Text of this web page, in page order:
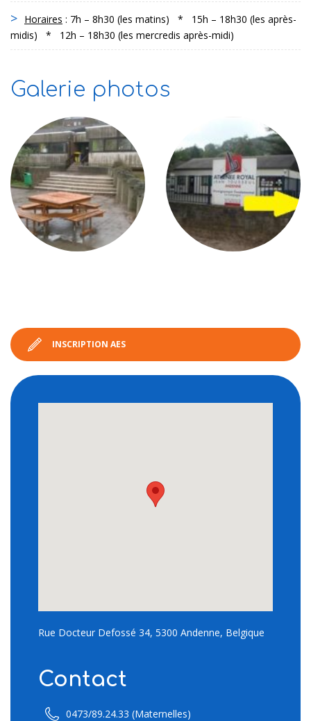
Horaires : 7h – 8h30 (les matins) * 15h – 18h30 (les après-
midis) * 12h – 18h30 (les mercredis après-midi)
Galerie photos
INSCRIPTION AES
Rue Docteur Defossé 34, 5300 Andenne, Belgique
Contact
0473/89.24.33 (Maternelles)